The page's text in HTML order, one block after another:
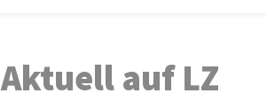
Aktuell auf LZ